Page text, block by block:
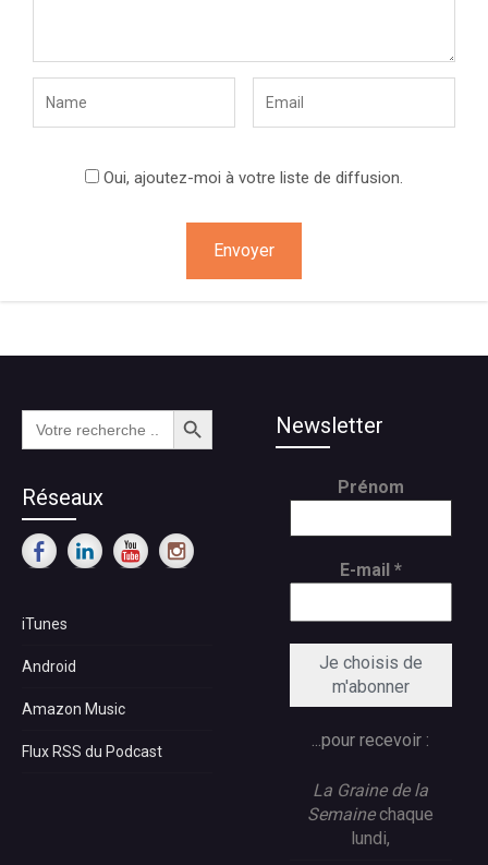
Oui, ajoutez-moi à votre liste de diffusion.
Search
for:
Search Button
Réseaux
iTunes
Android
Amazon Music
Flux RSS du Podcast
Newsletter
Prénom
E-mail *
...pour recevoir :
La Graine de la
Semainechaque
lundi,